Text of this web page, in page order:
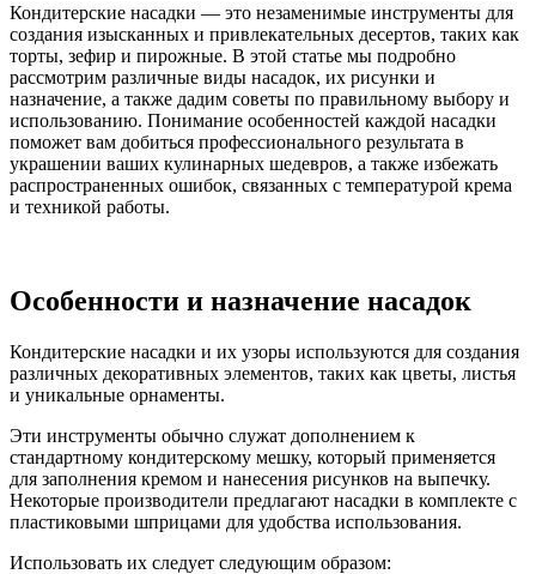
Кондитерские насадки — это незаменимые инструменты для
создания изысканных и привлекательных десертов, таких как
торты, зефир и пирожные. В этой статье мы подробно
рассмотрим различные виды насадок, их рисунки и
назначение, а также дадим советы по правильному выбору и
использованию. Понимание особенностей каждой насадки
поможет вам добиться профессионального результата в
украшении ваших кулинарных шедевров, а также избежать
распространенных ошибок, связанных с температурой крема
и техникой работы.
Особенности и назначение насадок
Кондитерские насадки и их узоры используются для создания
различных декоративных элементов, таких как цветы, листья
и уникальные орнаменты.
Эти инструменты обычно служат дополнением к
стандартному кондитерскому мешку, который применяется
для заполнения кремом и нанесения рисунков на выпечку.
Некоторые производители предлагают насадки в комплекте с
пластиковыми шприцами для удобства использования.
Использовать их следует следующим образом: